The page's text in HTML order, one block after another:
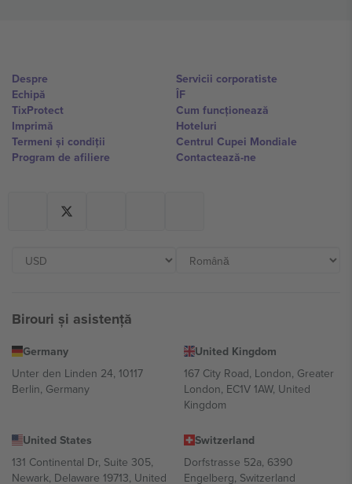
Despre
Echipă
TixProtect
Imprimă
Termeni și condiții
Program de afiliere
Servicii corporatiste
ÎF
Cum funcționează
Hoteluri
Centrul Cupei Mondiale
Contactează-ne
Birouri și asistență
Germany
Unter den Linden 24, 10117
Berlin, Germany
United Kingdom
167 City Road, London, Greater
London, EC1V 1AW, United
Kingdom
United States
131 Continental Dr, Suite 305,
Newark, Delaware 19713, United
Switzerland
Dorfstrasse 52a, 6390
Engelberg, Switzerland